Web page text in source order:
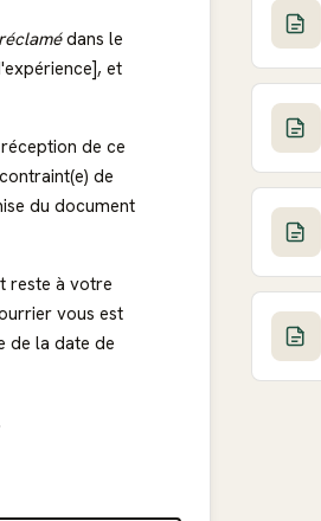
dans le
et
de ce
de
du document
reste à votre
vous est
de la date de